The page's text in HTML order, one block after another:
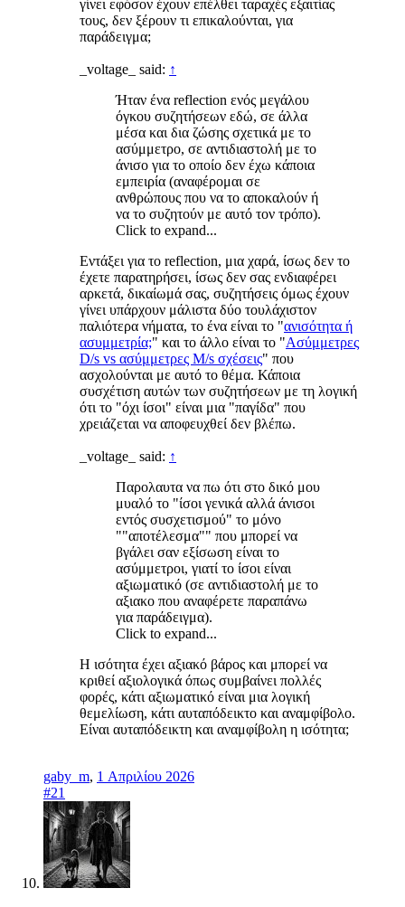
γίνει εφόσον έχουν επέλθει ταραχές εξαιτίας
τους, δεν ξέρουν τι επικαλούνται, για
παράδειγμα;
_voltage_ said: ↑
Ήταν ένα reflection ενός μεγάλου
όγκου συζητήσεων εδώ, σε άλλα
μέσα και δια ζώσης σχετικά με το
ασύμμετρο, σε αντιδιαστολή με το
άνισο για το οποίο δεν έχω κάποια
εμπειρία (αναφέρομαι σε
ανθρώπους που να το αποκαλούν ή
να το συζητούν με αυτό τον τρόπο).
Click to expand...
Εντάξει για το reflection, μια χαρά, ίσως δεν το
έχετε παρατηρήσει, ίσως δεν σας ενδιαφέρει
αρκετά, δικαίωμά σας, συζητήσεις όμως έχουν
γίνει υπάρχουν μάλιστα δύο τουλάχιστον
παλιότερα νήματα, το ένα είναι το "ανισότητα ή
ασυμμετρία;" και το άλλο είναι το "Ασύμμετρες
D/s vs ασύμμετρες M/s σχέσεις" που
ασχολούνται με αυτό το θέμα. Κάποια
συσχέτιση αυτών των συζητήσεων με τη λογική
ότι το "όχι ίσοι" είναι μια "παγίδα" που
χρειάζεται να αποφευχθεί δεν βλέπω.
_voltage_ said: ↑
Παρολαυτα να πω ότι στο δικό μου
μυαλό το "ίσοι γενικά αλλά άνισοι
εντός συσχετισμού" το μόνο
""αποτέλεσμα"" που μπορεί να
βγάλει σαν εξίσωση είναι το
ασύμμετροι, γιατί το ίσοι είναι
αξιωματικό (σε αντιδιαστολή με το
αξιακο που αναφέρετε παραπάνω
για παράδειγμα).
Click to expand...
Η ισότητα έχει αξιακό βάρος και μπορεί να
κριθεί αξιολογικά όπως συμβαίνει πολλές
φορές, κάτι αξιωματικό είναι μια λογική
θεμελίωση, κάτι αυταπόδεικτο και αναμφίβολο.
Είναι αυταπόδεικτη και αναμφίβολη η ισότητα;
gaby_m, 1 Απριλίου 2026
#21